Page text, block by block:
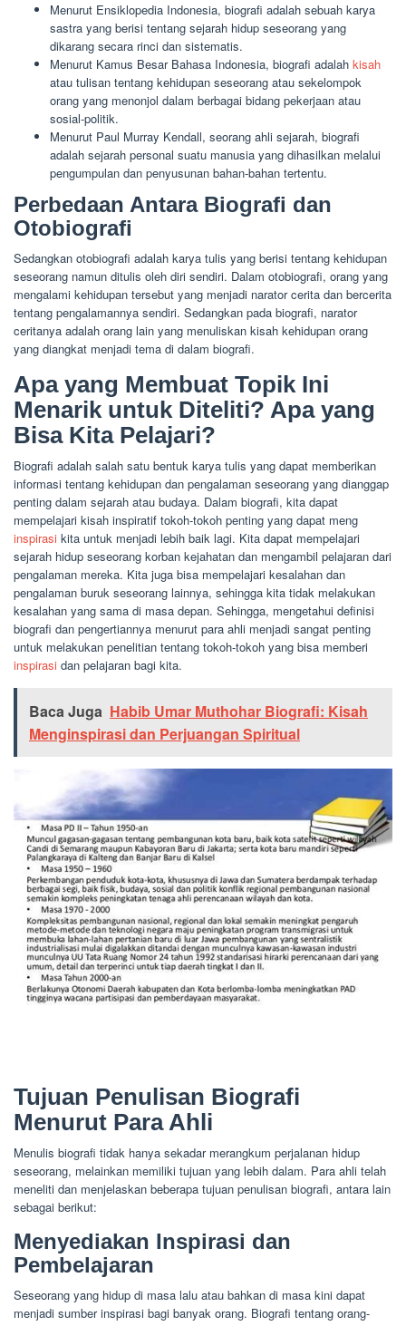
Menurut Ensiklopedia Indonesia, biografi adalah sebuah karya
sastra yang berisi tentang sejarah hidup seseorang yang
dikarang secara rinci dan sistematis.
Menurut Kamus Besar Bahasa Indonesia, biografi adalah kisah
atau tulisan tentang kehidupan seseorang atau sekelompok
orang yang menonjol dalam berbagai bidang pekerjaan atau
sosial-politik.
Menurut Paul Murray Kendall, seorang ahli sejarah, biografi
adalah sejarah personal suatu manusia yang dihasilkan melalui
pengumpulan dan penyusunan bahan-bahan tertentu.
Perbedaan Antara Biografi dan
Otobiografi
Sedangkan otobiografi adalah karya tulis yang berisi tentang kehidupan
seseorang namun ditulis oleh diri sendiri. Dalam otobiografi, orang yang
mengalami kehidupan tersebut yang menjadi narator cerita dan bercerita
tentang pengalamannya sendiri. Sedangkan pada biografi, narator
ceritanya adalah orang lain yang menuliskan kisah kehidupan orang
yang diangkat menjadi tema di dalam biografi.
Apa yang Membuat Topik Ini
Menarik untuk Diteliti? Apa yang
Bisa Kita Pelajari?
Biografi adalah salah satu bentuk karya tulis yang dapat memberikan
informasi tentang kehidupan dan pengalaman seseorang yang dianggap
penting dalam sejarah atau budaya. Dalam biografi, kita dapat
mempelajari kisah inspiratif tokoh-tokoh penting yang dapat meng
inspirasi kita untuk menjadi lebih baik lagi. Kita dapat mempelajari
sejarah hidup seseorang korban kejahatan dan mengambil pelajaran dari
pengalaman mereka. Kita juga bisa mempelajari kesalahan dan
pengalaman buruk seseorang lainnya, sehingga kita tidak melakukan
kesalahan yang sama di masa depan. Sehingga, mengetahui definisi
biografi dan pengertiannya menurut para ahli menjadi sangat penting
untuk melakukan penelitian tentang tokoh-tokoh yang bisa memberi
inspirasi dan pelajaran bagi kita.
Baca Juga Habib Umar Muthohar Biografi: Kisah
Menginspirasi dan Perjuangan Spiritual
Tujuan Penulisan Biografi
Menurut Para Ahli
Menulis biografi tidak hanya sekadar merangkum perjalanan hidup
seseorang, melainkan memiliki tujuan yang lebih dalam. Para ahli telah
meneliti dan menjelaskan beberapa tujuan penulisan biografi, antara lain
sebagai berikut:
Menyediakan Inspirasi dan
Pembelajaran
Seseorang yang hidup di masa lalu atau bahkan di masa kini dapat
menjadi sumber inspirasi bagi banyak orang. Biografi tentang orang-